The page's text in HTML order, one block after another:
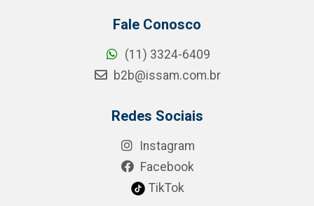
Fale Conosco
(11) 3324-6409
b2b@issam.com.br
Redes Sociais
Instagram
Facebook
TikTok